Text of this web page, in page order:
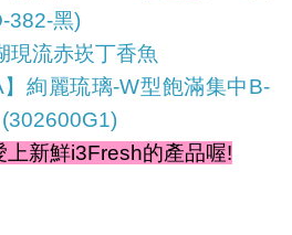
382-黑)
現流赤崁丁香魚
絢麗琉璃-W型飽滿集中B-
新鮮i3Fresh的產品喔!